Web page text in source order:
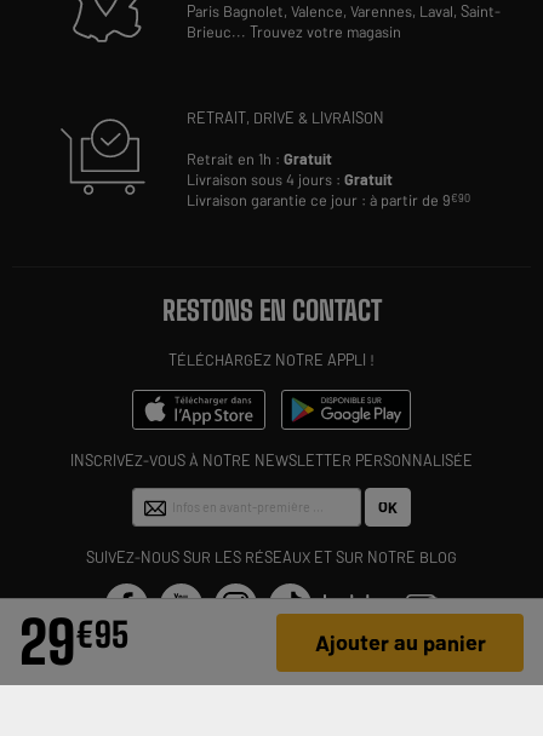
29€95 Ajouter au panier
Paris Bagnolet,Valence,Varennes, Laval,Saint-
Brieuc...Trouvez votre magasin
RETRAIT, DRIVE & LIVRAISON
Retrait en 1h :Gratuit
Livraison sous 4 jours :Gratuit
Livraison garantie ce jour : à partir de 9€90
RESTONS EN CONTACT
TÉLÉCHARGEZ NOTRE APPLI !
INSCRIVEZ-VOUS À NOTRE NEWSLETTER PERSONNALISÉE
OK
SUIVEZ-NOUS SUR LES RÉSEAUX ET SUR NOTRE BLOG
BESOIN D'AIDE